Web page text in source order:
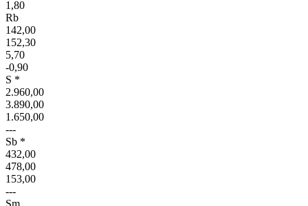
1,80
Rb
142,00
152,30
5,70
-0,90
S *
2.960,00
3.890,00
1.650,00
---
Sb *
432,00
478,00
153,00
---
Sm